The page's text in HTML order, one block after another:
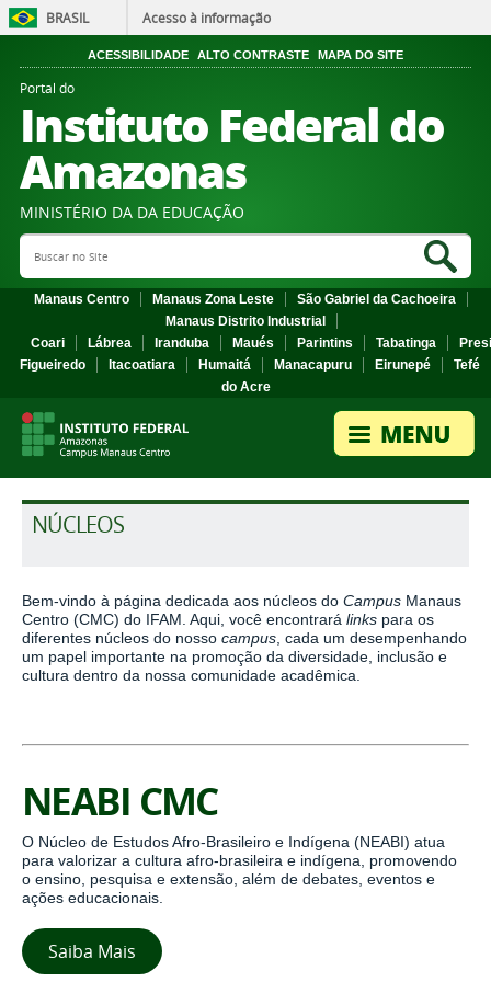
BRASIL Acesso à informação
ACESSIBILIDADE ALTO CONTRASTE MAPA DO SITE
Portal do
Instituto Federal do
Amazonas
MINISTÉRIO DA DA EDUCAÇÃO
Search Site
Manaus Centro Manaus Zona Leste
São Gabriel da Cachoeira
Manaus Distrito Industrial
Coari
Lábrea Iranduba Maués Parintins Tabatinga
Figueiredo
Itacoatiara Humaitá Manacapuru Eirunepé
Tefé
do Acre
NÚCLEOS
Bem-vindo à página dedicada aos núcleos do Campus Manaus
Centro (CMC) do IFAM. Aqui, você encontrará links para os
diferentes núcleos do nosso campus , cada um desempenhando
um papel importante na promoção da diversidade, inclusão e
cultura dentro da nossa comunidade acadêmica.
NEABI CMC
O Núcleo de Estudos Afro-Brasileiro e Indígena (NEABI) atua
para valorizar a cultura afro-brasileira e indígena, promovendo
o ensino, pesquisa e extensão, além de debates, eventos e
ações educacionais.
Saiba Mais